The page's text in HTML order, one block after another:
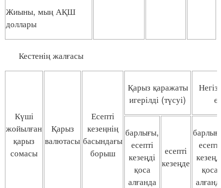
Жиыны, мың АҚШ
доллары
Кестенің жалғасы
Күші
жойылған
қарыз
сомасы
Қарыз
валютасы
Есепті
кезеңнің
басындағы
борыш
Қарыз қаражаты
игерілді (түсуі)
барлығы,
есепті
кезеңді
қоса
алғанда
есепті
кезеңде
есепті
қоса